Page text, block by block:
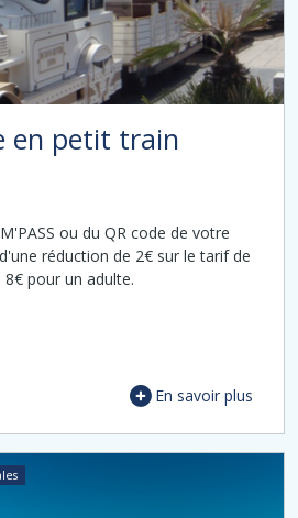
en petit train
ou du QR code de votre
réduction de 2€ sur le tarif de
pour un adulte.
En savoir plus